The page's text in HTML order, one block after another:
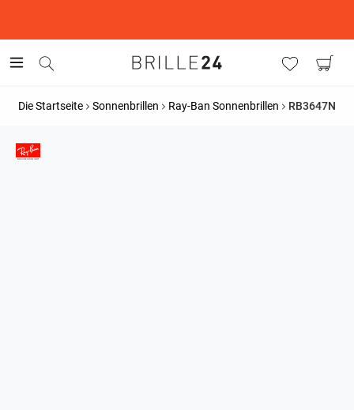
Die Startseite Sonnenbrillen Ray-Ban Sonnenbrillen RB3647N